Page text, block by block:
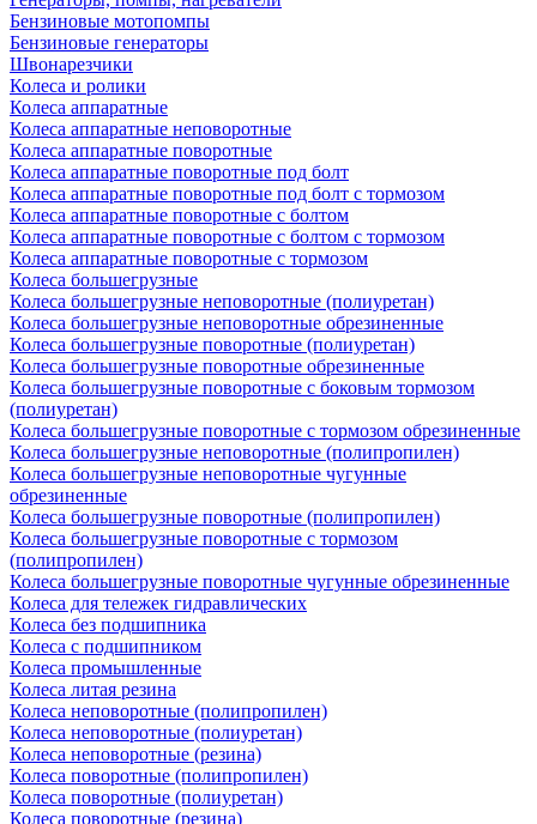
Бензиновые мотопомпы
Бензиновые генераторы
Швонарезчики
Колеса и ролики
Колеса аппаратные
Колеса аппаратные неповоротные
Колеса аппаратные поворотные
Колеса аппаратные поворотные под болт
Колеса аппаратные поворотные под болт с тормозом
Колеса аппаратные поворотные с болтом
Колеса аппаратные поворотные с болтом с тормозом
Колеса аппаратные поворотные с тормозом
Колеса большегрузные
Колеса большегрузные неповоротные (полиуретан)
Колеса большегрузные неповоротные обрезиненные
Колеса большегрузные поворотные (полиуретан)
Колеса большегрузные поворотные обрезиненные
Колеса большегрузные поворотные с боковым тормозом
(полиуретан)
Колеса большегрузные поворотные с тормозом обрезиненные
Колеса большегрузные неповоротные (полипропилен)
Колеса большегрузные неповоротные чугунные
обрезиненные
Колеса большегрузные поворотные (полипропилен)
Колеса большегрузные поворотные с тормозом
(полипропилен)
Колеса большегрузные поворотные чугунные обрезиненные
Колеса для тележек гидравлических
Колеса без подшипника
Колеса с подшипником
Колеса промышленные
Колеса литая резина
Колеса неповоротные (полипропилен)
Колеса неповоротные (полиуретан)
Колеса неповоротные (резина)
Колеса поворотные (полипропилен)
Колеса поворотные (полиуретан)
Колеса поворотные (резина)